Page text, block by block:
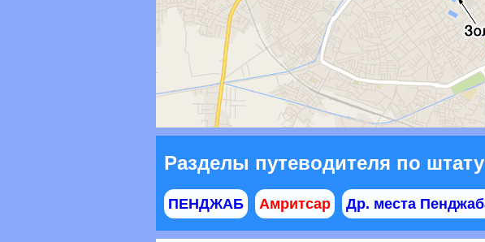
Разделы путеводителя по
ПЕНДЖАБ Амритсар Др. места